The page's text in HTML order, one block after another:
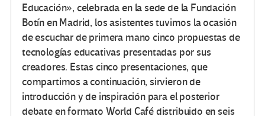
Educación», celebrada en la sede de la Fundación
Botín en Madrid, los asistentes tuvimos la ocasión
de escuchar de primera mano cinco propuestas de
tecnologías educativas presentadas por sus
creadores. Estas cinco presentaciones, que
compartimos a continuación, sirvieron de
introducción y de inspiración para el posterior
debate en formato World Café distribuido en seis